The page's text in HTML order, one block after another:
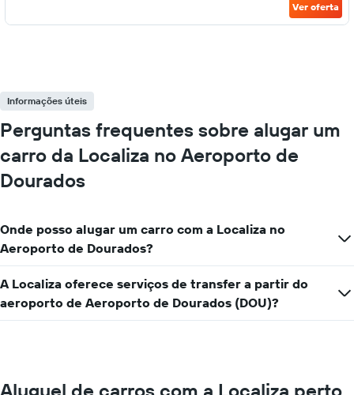
Ver oferta
Informações úteis
Perguntas frequentes sobre alugar um
carro da Localiza no Aeroporto de
Dourados
Onde posso alugar um carro com a Localiza no
Aeroporto de Dourados?
A Localiza oferece serviços de transfer a partir do
aeroporto de Aeroporto de Dourados (DOU)?
Aluguel de carros com a Localiza perto